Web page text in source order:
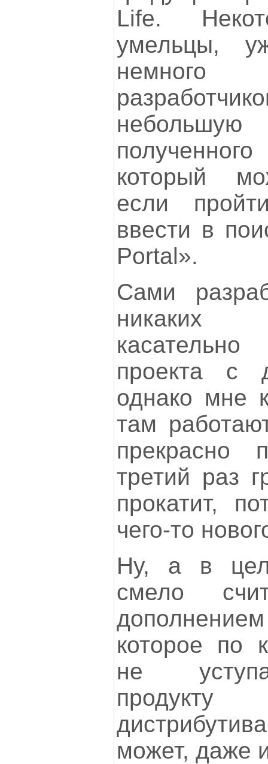
Life.
умельцы,
который
если
ввести в
Portal».
Сами
никаких
проекта с
однако мне
там
прекрасно
третий раз
прокатит,
чего-то
Ну, а в
смело
которое по
не
может, даже